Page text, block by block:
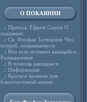
О ПОКАЯНИИ
.: Препод. Ефрем Сирин О
покаянии
.: Св. Феофан Затворник Что
потреб. покаявшемуся
.: Кто есть истинно кающийся.
Размышления
.: В помощь кающимся
.: Информация
.: Краткое правило для
благочестивой жизни